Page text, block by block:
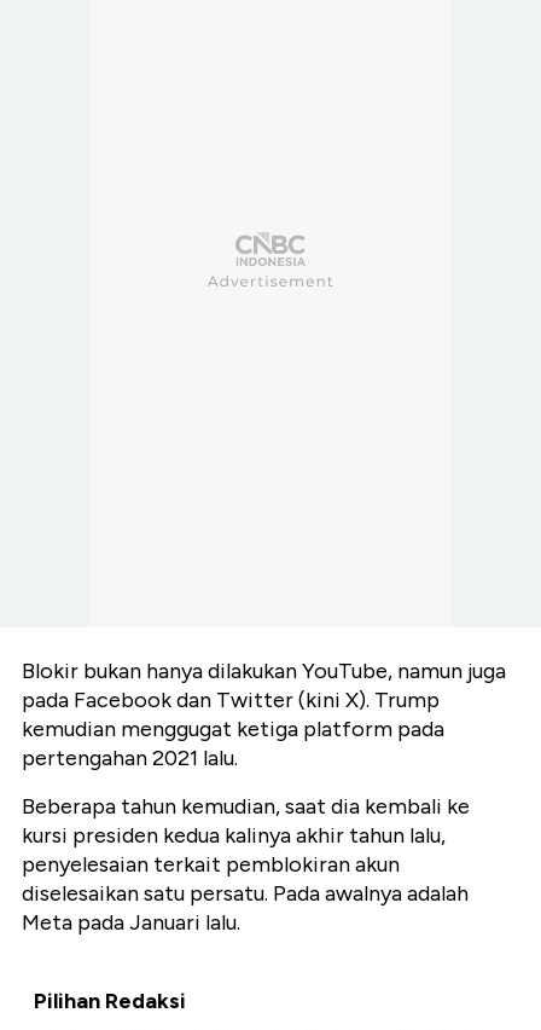
Blokir bukan hanya dilakukan YouTube, namun juga
pada Facebook dan Twitter (kini X). Trump
kemudian menggugat ketiga platform pada
pertengahan 2021 lalu.
Beberapa tahun kemudian, saat dia kembali ke
kursi presiden kedua kalinya akhir tahun lalu,
penyelesaian terkait pemblokiran akun
diselesaikan satu persatu. Pada awalnya adalah
Meta pada Januari lalu.
Pilihan Redaksi